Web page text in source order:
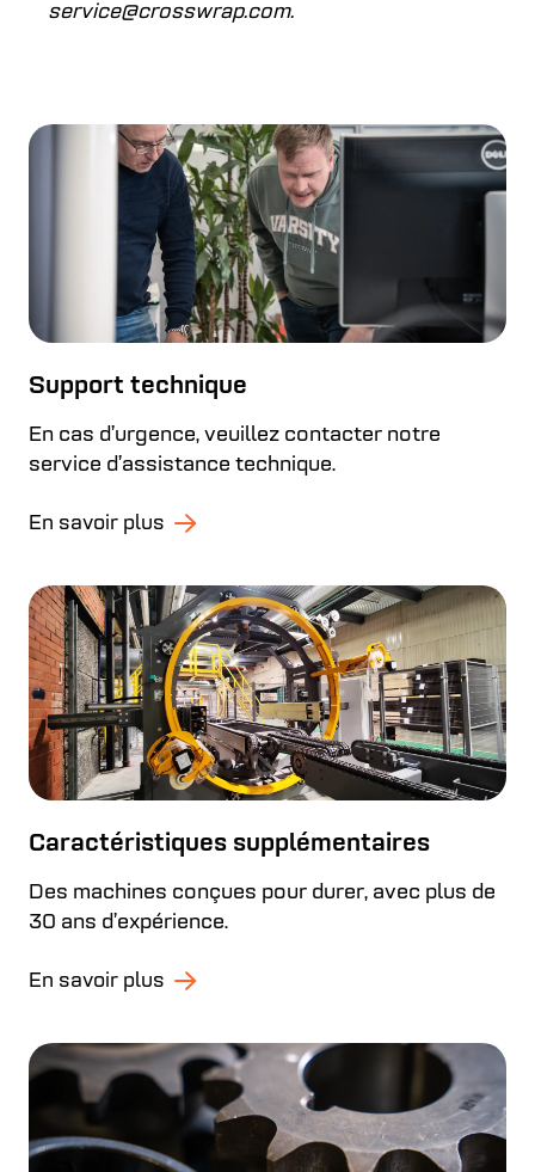
service@crosswrap.com.
Support technique
En cas d’urgence, veuillez contacter notre
service d’assistance technique.
En savoir plus
Caractéristiques supplémentaires
Des machines conçues pour durer, avec plus de
30 ans d’expérience.
En savoir plus